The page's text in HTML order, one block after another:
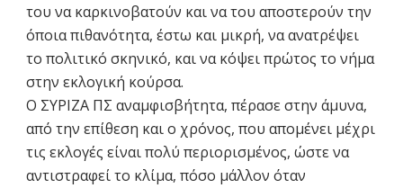
του να καρκινοβατούν και να του αποστερούν την
όποια πιθανότητα, έστω και μικρή, να ανατρέψει
το πολιτικό σκηνικό, και να κόψει πρώτος το νήμα
στην εκλογική κούρσα.
Ο ΣΥΡΙΖΑ ΠΣ αναμφισβήτητα, πέρασε στην άμυνα,
από την επίθεση και ο χρόνος, που απομένει μέχρι
τις εκλογές είναι πολύ περιορισμένος, ώστε να
αντιστραφεί το κλίμα, πόσο μάλλον όταν